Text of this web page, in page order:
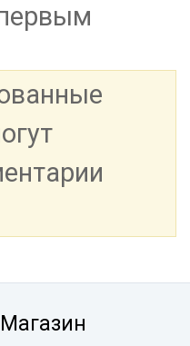
Магазин